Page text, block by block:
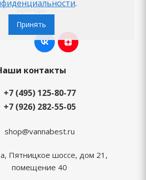
Бренды
контакты
+7 (495) 125-80-77
+7 (926) 282-55-05
shop@vannabest.ru
Пятницкое шоссе, дом 21,
помещение 40
.
Принять